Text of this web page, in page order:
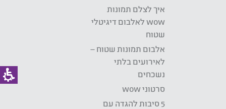
איך לצלם תמונות
wow לאלבום דיגיטלי
שטוח
אלבום תמונות שטוח –
לאירועים בלתי
נשכחים
סרטוני wow
5 סיבות להגדה עם